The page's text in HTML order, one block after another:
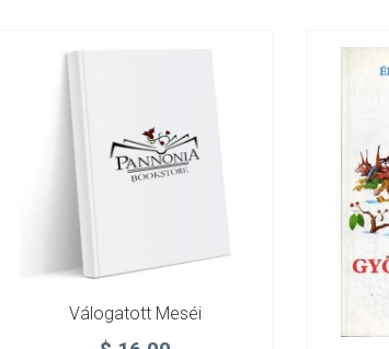
Válogatott Meséi